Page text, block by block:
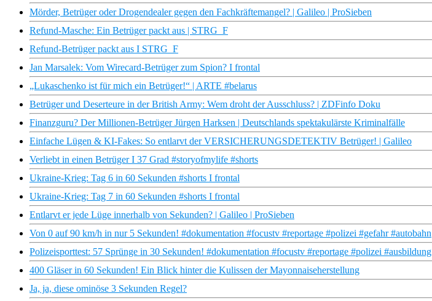
Mörder, Betrüger oder Drogendealer gegen den Fachkräftemangel? | Galileo | ProSieben
Refund-Masche: Ein Betrüger packt aus | STRG_F
Refund-Betrüger packt aus I STRG_F
Jan Marsalek: Vom Wirecard-Betrüger zum Spion? I frontal
„Lukaschenko ist für mich ein Betrüger!“ | ARTE #belarus
Betrüger und Deserteure in der British Army: Wem droht der Ausschluss? | ZDFinfo Doku
Finanzguru? Der Millionen-Betrüger Jürgen Harksen | Deutschlands spektakulärste Kriminalfälle
Einfache Lügen & KI-Fakes: So entlarvt der VERSICHERUNGSDETEKTIV Betrüger! | Galileo
Verliebt in einen Betrüger I 37 Grad #storyofmylife #shorts
Ukraine-Krieg: Tag 6 in 60 Sekunden #shorts I frontal
Ukraine-Krieg: Tag 7 in 60 Sekunden #shorts I frontal
Entlarvt er jede Lüge innerhalb von Sekunden? | Galileo | ProSieben
Von 0 auf 90 km/h in nur 5 Sekunden! #dokumentation #focustv #reportage #polizei #gefahr #autobahn
Polizeisporttest: 57 Sprünge in 30 Sekunden! #dokumentation #focustv #reportage #polizei #ausbildung
400 Gläser in 60 Sekunden! Ein Blick hinter die Kulissen der Mayonnaiseherstellung
Ja, ja, diese ominöse 3 Sekunden Regel?